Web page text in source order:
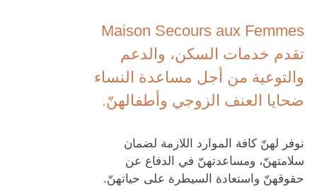
Maison Secours aux Femmes
تقدم خدمات السكن، والدعم
والتوعية من أجل مساعدة النساء
ضحايا العنف الزوجي وأطفالهنّ.
نوفر لهنّ كافة الموارد اللازمة لضمان
سلامتهنّ، ومساعدتهنّ في الدفاع عن
حقوقهنّ واستعادة السيطرة على حياتهنّ.